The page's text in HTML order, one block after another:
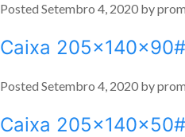
Posted Setembro 4, 2020 by
Caixa
Posted Setembro 4, 2020 by
Caixa